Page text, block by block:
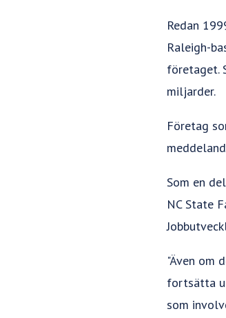
Redan
Raleigh-
företaget.
miljarder.
Företag
Som en
NC State
"Även om
fortsätta
som